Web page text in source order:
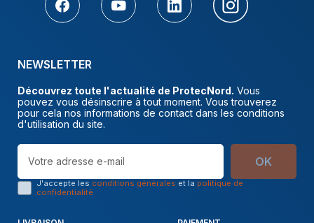
NEWSLETTER
Découvrez toute l'actualité de ProtecNord. Vous
pouvez vous désinscrire à tout moment. Vous trouverez
pour cela nos informations de contact dans les conditions
d'utilisation du site.
OK
J'accepte les conditions générales et la politique de
confidentialité